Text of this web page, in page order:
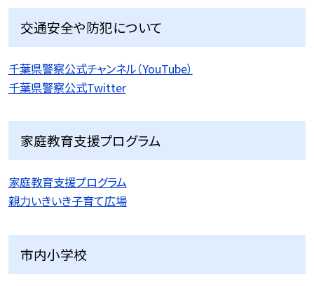
交通安全や防犯について
千葉県警察公式チャンネル（YouTube）
千葉県警察公式Twitter
家庭教育支援プログラム
家庭教育支援プログラム
親力いきいき子育て広場
市内小学校